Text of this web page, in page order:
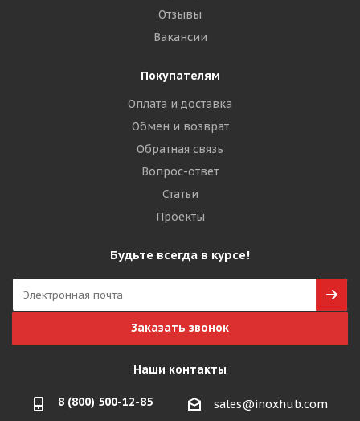
Отзывы
Вакансии
Покупателям
Оплата и доставка
Обмен и возврат
Обратная связь
Вопрос-ответ
Статьи
Проекты
Будьте всегда в курсе!
Заказать звонок
Наши контакты
8 (800) 500-12-85 sales@inoxhub.com